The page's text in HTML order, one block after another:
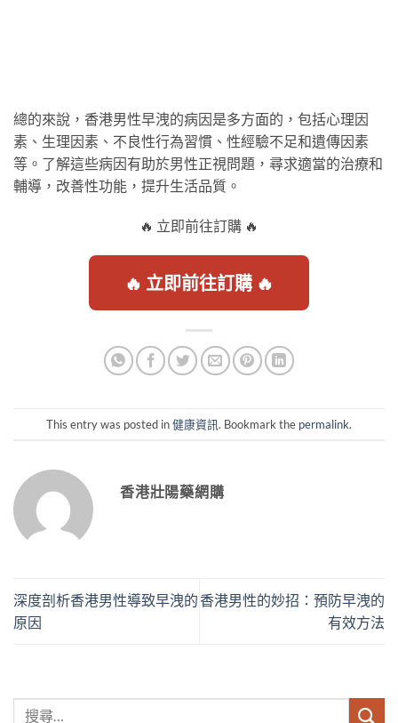
總的來說，香港男性早洩的病因是多方面的，包括心理因
素、生理因素、不良性行為習慣、性經驗不足和遺傳因素
等。了解這些病因有助於男性正視問題，尋求適當的治療和
輔導，改善性功能，提升生活品質。
🔥 立即前往訂購 🔥
🔥 立即前往訂購 🔥
This entry was posted in健康資訊. Bookmark the permalink.
香港壯陽藥網購
深度剖析香港男性導致早洩的
原因
香港男性的妙招：預防早洩的
有效方法